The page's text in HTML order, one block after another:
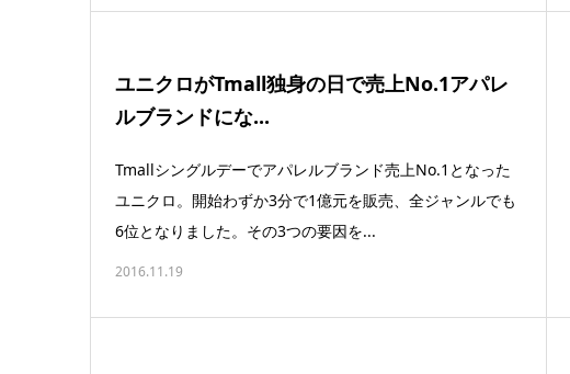
ユニクロがTmall独身の日で売上No.1アパレ
ルブランドにな...
Tmallシングルデーでアパレルブランド売上No.1となった
ユニクロ。開始わずか3分で1億元を販売、全ジャンルでも
6位となりました。その3つの要因を...
2016.11.19